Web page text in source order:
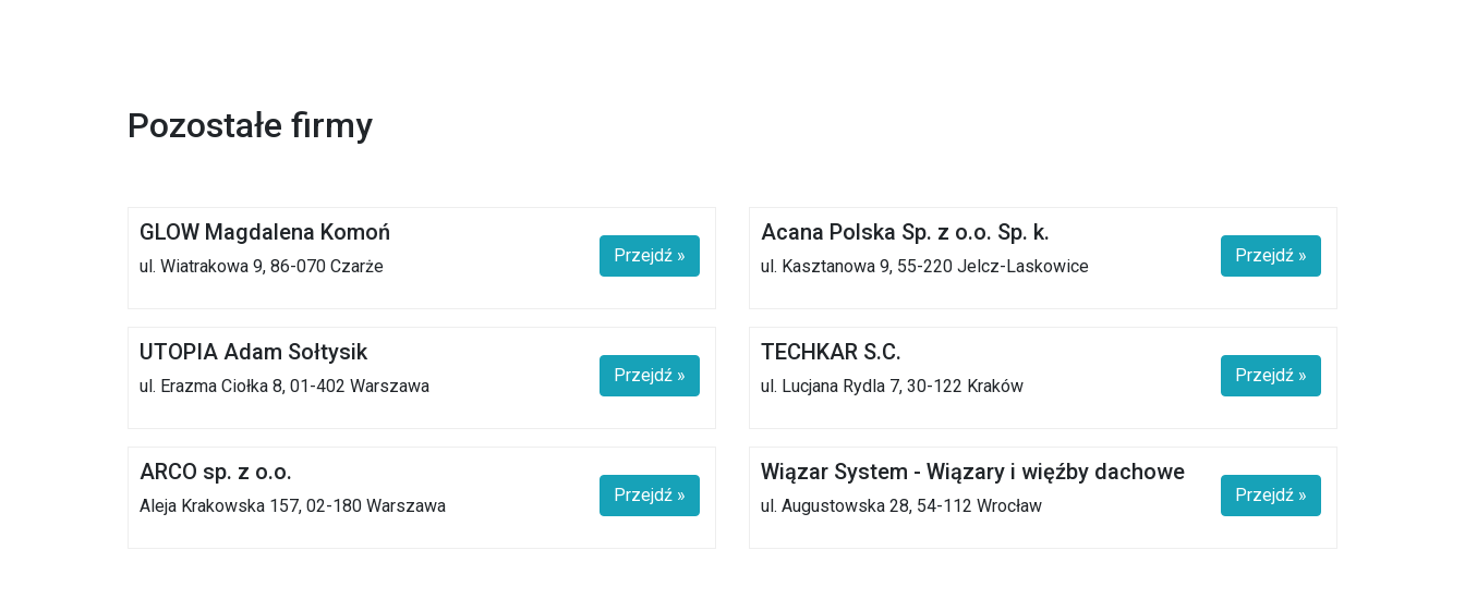
Pozostałe firmy
GLOW Magdalena Komoń
ul. Wiatrakowa 9, 86-070 Czarże
Przejdź »
Acana Polska Sp. z o.o. Sp. k.
ul. Kasztanowa 9, 55-220 Jelcz-Laskowice
Przejdź »
UTOPIA Adam Sołtysik
ul. Erazma Ciołka 8, 01-402 Warszawa
Przejdź »
TECHKAR S.C.
ul. Lucjana Rydla 7, 30-122 Kraków
Przejdź »
ARCO sp. z o.o.
Aleja Krakowska 157, 02-180 Warszawa
Przejdź »
Wiązar System - Wiązary i więźby dachowe
ul. Augustowska 28, 54-112 Wrocław
Przejdź »